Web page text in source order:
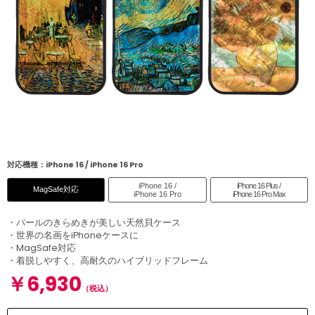
対応機種：iPhone 16 / iPhone 16 Pro
MagSafe対応
iPhone 16 /
iPhone 16 Pro
iPhone 16 Plus /
iPhone 16 Pro Max
・パールのきらめきが美しい天然貝ケース
・世界の名画をiPhoneケースに
・MagSafe対応
・着脱しやすく、高耐久のハイブリッドフレーム
￥6,930 （税込）